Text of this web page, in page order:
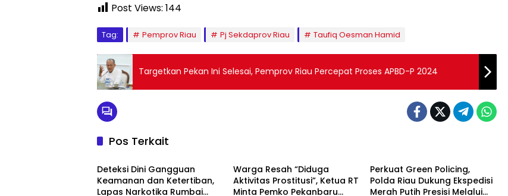
Post Views: 144
Tag: Pemprov Riau Pj Sekdaprov Riau Taufiq Oesman Hamid
Targetkan Pekan Ini Selesai, Pemprov Riau Percepat Proses APBD-P 2024
Pos Terkait
Berita
Deteksi Dini Gangguan
Keamanan dan Ketertiban,
Lapas Narkotika Rumbai
Warga Resah “Diduga
Aktivitas Prostitusi”, Ketua RT
Minta Pemko Pekanbaru
Perkuat Green Policing,
Polda Riau Dukung Ekspedisi
Merah Putih Presisi Melalui